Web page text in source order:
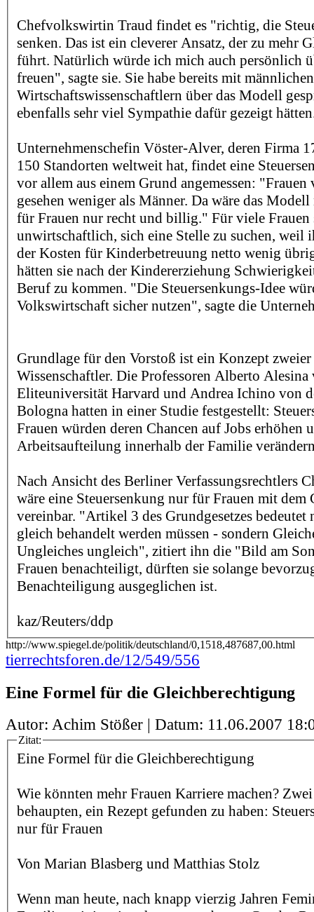
Chefvolkswirtin Traud findet es "richtig, die
senken. Das ist ein cleverer Ansatz, der zu mehr
führt. Natürlich würde ich mich auch persönlich
freuen", sagte sie. Sie habe bereits mit männlichen
Wirtschaftswissenschaftlern über das Modell
ebenfalls sehr viel Sympathie dafür gezeigt
Unternehmenschefin Vöster-Alver, deren Firma
150 Standorten weltweit hat, findet eine
vor allem aus einem Grund angemessen: "Frauen
gesehen weniger als Männer. Da wäre das
für Frauen nur recht und billig." Für viele Frauen
unwirtschaftlich, sich eine Stelle zu suchen, weil
der Kosten für Kinderbetreuung netto wenig
hätten sie nach der Kindererziehung
Beruf zu kommen. "Die Steuersenkungs-Idee
Volkswirtschaft sicher nutzen", sagte die
Grundlage für den Vorstoß ist ein Konzept
Wissenschaftler. Die Professoren Alberto Alesina
Eliteuniversität Harvard und Andrea Ichino von
Bologna hatten in einer Studie festgestellt:
Frauen würden deren Chancen auf Jobs erhöhen
Arbeitsaufteilung innerhalb der Familie
Nach Ansicht des Berliner Verfassungsrechtlers
wäre eine Steuersenkung nur für Frauen mit dem
vereinbar. "Artikel 3 des Grundgesetzes bedeutet
gleich behandelt werden müssen - sondern
Ungleiches ungleich", zitiert ihn die "Bild am
Frauen benachteiligt, dürften sie solange
Benachteiligung ausgeglichen ist.
kaz/Reuters/ddp
http://www.spiegel.de/politik/deutschland/0,1518,487687,00.html
tierrechtsforen.de/12/549/556
Eine Formel für die Gleichberechtigung
Autor: Achim Stößer | Datum: 11.06.2007
Zitat:
Eine Formel für die Gleichberechtigung
Wie könnten mehr Frauen Karriere machen?
behaupten, ein Rezept gefunden zu haben:
nur für Frauen
Von Marian Blasberg und Matthias Stolz
Wenn man heute, nach knapp vierzig Jahren